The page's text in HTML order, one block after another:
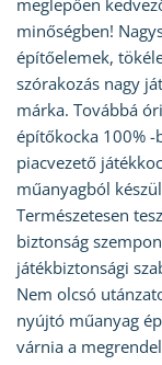
meglepően
minőségben!
építőelemek,
szórakozás nagy
márka. Továbbá
építőkocka 100%
piacvezető
műanyagból
Természetesen
biztonság
játékbiztonsági
Nem olcsó
nyújtó műanyag
várnia a